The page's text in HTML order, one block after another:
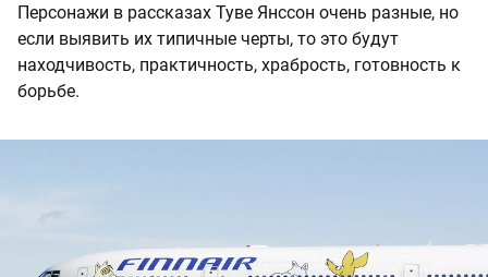
Персонажи в рассказах Туве Янссон очень разные, но
если выявить их типичные черты, то это будут
находчивость, практичность, храбрость, готовность к
борьбе.